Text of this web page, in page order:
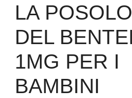
LA
DEL
1MG PER I
BAMBINI